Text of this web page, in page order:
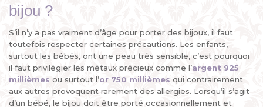
bijou ?
S’il n’y a pas vraiment d’âge pour porter des bijoux, il faut
toutefois respecter certaines précautions. Les enfants,
surtout les bébés, ont une peau très sensible, c’est pourquoi
il faut privilégier les métaux précieux comme l’argent 925
millièmes ou surtout l’or 750 millièmes qui contrairement
aux autres provoquent rarement des allergies. Lorsqu’il s’agit
d’un bébé, le bijou doit être porté occasionnellement et